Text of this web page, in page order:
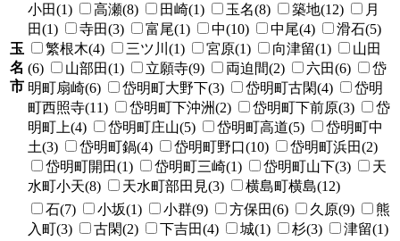
玉
名
市
小田(1)
高瀬(8) 田崎(1) 玉名(8) 築地(12)
月
田(1)
寺田(3) 富尾(1) 中(10) 中尾(4)
滑石(5)
繁根木(4)
三ツ川(1) 宮原(1) 向津留(1)
山田
(6)
山部田(1) 立願寺(9) 両迫間(2) 六田(6)
岱
明町扇崎(6)
岱明町大野下(3) 岱明町古閑(4)
岱明
町西照寺(11)
岱明町下沖洲(2) 岱明町下前原(3)
岱
明町上(4)
岱明町庄山(5) 岱明町高道(5)
岱明町中
土(3)
岱明町鍋(4) 岱明町野口(10)
岱明町浜田(2)
岱明町開田(1)
岱明町三崎(1) 岱明町山下(3)
天
水町小天(8)
天水町部田見(3) 横島町横島(12)
石(7) 小坂(1) 小群(9) 方保田(6) 久原(9)
熊
入町(3)
古閑(2) 下吉田(4) 城(1) 杉(3)
津留(1)